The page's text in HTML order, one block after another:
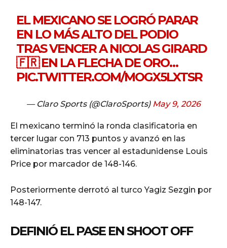
EL MEXICANO SE LOGRÓ PARAR
EN LO MÁS ALTO DEL PODIO
TRAS VENCER A NICOLAS GIRARD
🇫🇷 EN LA FLECHA DE ORO…
PIC.TWITTER.COM/MOGX5LXTSR
— Claro Sports (@ClaroSports) May 9, 2026
El mexicano terminó la ronda clasificatoria en
tercer lugar con 713 puntos y avanzó en las
eliminatorias tras vencer al estadunidense Louis
Price por marcador de 148-146.
Posteriormente derrotó al turco Yagiz Sezgin por
148-147.
DEFINIÓ EL PASE EN SHOOT OFF